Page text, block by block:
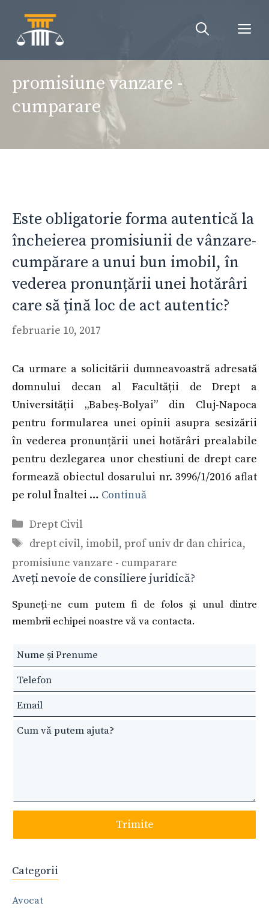
conținut
promisiune vanzare -
cumparare
Este obligatorie forma autentică la
încheierea promisiunii de vânzare-
cumpărare a unui bun imobil, în
vederea pronunțării unei hotărâri
care să țină loc de act autentic?
februarie 10, 2017
Ca urmare a solicitării dumneavoastră adresată
domnului decan al Facultății de Drept a
Universității „Babeș-Bolyai” din Cluj-Napoca
pentru formularea unei opinii asupra sesizării
în vederea pronunțării unei hotărâri prealabile
pentru dezlegarea unor chestiuni de drept care
formează obiectul dosarului nr. 3996/1/2016 aflat
pe rolul Înaltei … Continuă
Categorii
Drept Civil
Etichete
drept civil, imobil, prof univ dr dan chirica,
promisiune vanzare - cumparare
Aveți nevoie de consiliere juridică?
Spuneți-ne cum putem fi de folos și unul dintre
membrii echipei noastre vă va contacta.
Leave
this
field
blank
Trimite
Categorii
Avocat